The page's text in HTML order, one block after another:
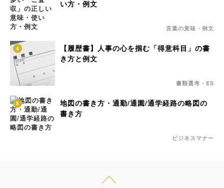
い方・例文
言葉の意味・例文
4
【履歴書】人事の心を掴む「得意科目」の書
き方と例文
書類選考・ES
5
地図の書き方・通勤/通園/通学経路の略図の
書き方
ビジネスマナー